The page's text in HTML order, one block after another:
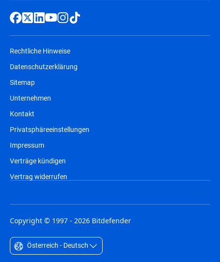
Rechtliche Hinweise
Datenschutzerklärung
Sitemap
Unternehmen
Kontakt
Privatsphäreeinstellungen
Impressum
Verträge kündigen
Vertrag widerrufen
Copyright © 1997 - 2026 Bitdefender
Österreich - Deutsch